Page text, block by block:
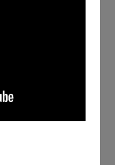
特律交響樂團音樂總
了底特律的音樂會
響樂團、多倫多交
劇院（西蒙·博卡
Krylov）同時也
斯科，曾獲多項國
Antonio